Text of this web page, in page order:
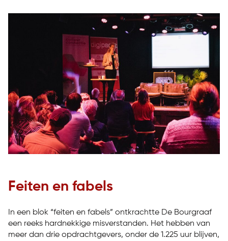
Feiten en fabels
In een blok “feiten en fabels” ontkrachtte De Bourgraaf
een reeks hardnekkige misverstanden. Het hebben van
meer dan drie opdrachtgevers, onder de 1.225 uur blijven,